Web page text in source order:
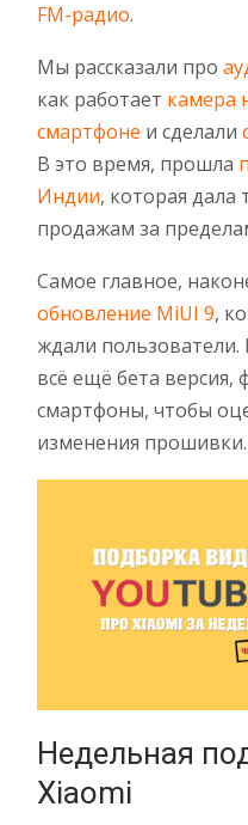
FM-радио.
Мы рассказали про
как работает камера
смартфоне и сделали
В это время, прошла
Индии, которая дала
продажам за
Самое главное,
обновление MiUI 9,
ждали пользователи.
всё ещё бета версия,
смартфоны, чтобы
изменения прошивки.
Недельная
Xiaomi